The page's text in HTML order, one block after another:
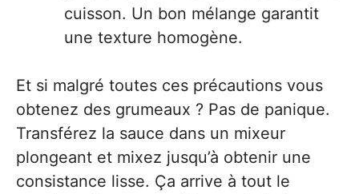
cuisson. Un bon mélange garantit
une texture homogène.
Et si malgré toutes ces précautions vous
obtenez des grumeaux ? Pas de panique.
Transférez la sauce dans un mixeur
plongeant et mixez jusqu’à obtenir une
consistance lisse. Ça arrive à tout le